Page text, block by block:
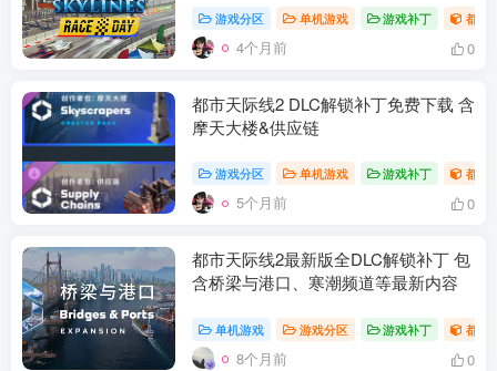
源杂烩
热度
关注
网络游戏
1688热度
关注
问题求助
870热度
关注
手机游戏
555热度
关注
游戏分区 单机游戏 游戏补丁 都市
4个月前 0
都市天际线2 DLC解锁补丁免费下载 含
摩天大楼&供应链
游戏分区 单机游戏 游戏补丁 都市
5个月前 0
都市天际线2最新版全DLC解锁补丁 包
含桥梁与港口、寒潮频道等最新内容
单机游戏 游戏分区 游戏补丁 都市
8个月前 0